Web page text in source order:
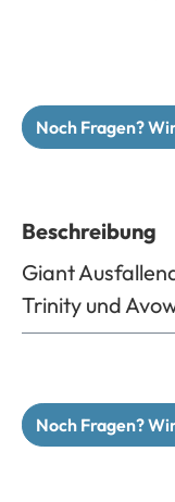
Noch Fragen?
Beschreibung
Giant
Trinity und
Noch Fragen?